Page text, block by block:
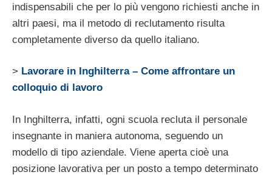
indispensabili che per lo più vengono richiesti anche in
altri paesi, ma il metodo di reclutamento risulta
completamente diverso da quello italiano.
> Lavorare in Inghilterra – Come affrontare un
colloquio di lavoro
In Inghilterra, infatti, ogni scuola recluta il personale
insegnante in maniera autonoma, seguendo un
modello di tipo aziendale. Viene aperta cioè una
posizione lavorativa per un posto a tempo determinato